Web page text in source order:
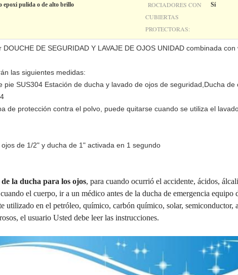
epoxi pulida o de alto brillo
ROCIADORES CON
CUBIERTAS
PROTECTORAS:
Sí
DE SEGURIDAD Y LAVAJE DE OJOS UNIDAD combinada
las siguientes medidas:
pie SUS304 Estación de ducha y lavado de ojos de seguridad,Ducha
de protección contra el polvo, puede quitarse cuando se utiliza el
de 1/2" y ducha de 1" activada en 1 segundo
la ducha para los ojos, para cuando ocurrió el accidente, ácidos,
el cuerpo, ir a un médico antes de la ducha de emergencia
utilizado en el petróleo, químico, carbón químico, solar, semiconductor,
el usuario Usted debe leer las instrucciones.